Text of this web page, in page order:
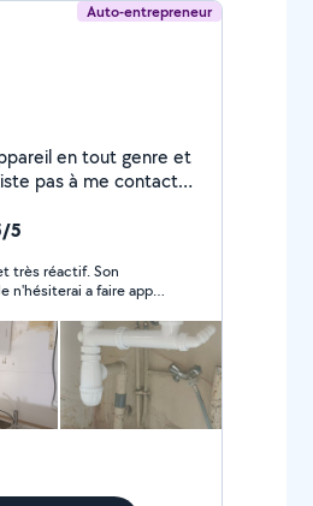
Auto-entrepreneur
en tout genre et
pas à me contacter
POUR M'AVOIR
si je réponds pas à
pas répondre au
mon périmètre de
numéro sur mon
5
très réactif. Son
n'hésiterai a faire appel